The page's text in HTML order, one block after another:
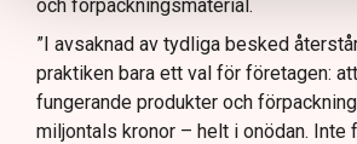
och förpackningsmaterial.
”I avsaknad av tydliga besked
praktiken bara ett val för företagen:
fungerande produkter och
miljontals kronor – helt i onödan. Inte